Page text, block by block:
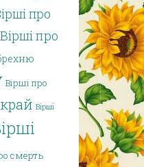
про
Вірші про
Вірші про
Вірші
смерть